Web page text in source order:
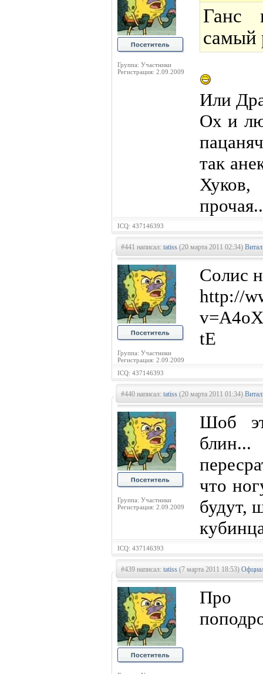
Группа: Участники
Регистрация: 2.09.2009
Ганс
самый
Или
Ох и
так
ICQ: 437146393
#441 написал: tatiss (20 марта 2011 02:34)
Группа: Участники
Регистрация: 2.09.2009
Солис
http://
tE
ICQ: 437146393
#440 написал: tatiss (20 марта 2011 01:34)
Группа: Участники
Регистрация: 2.09.2009
Шоб
что
будут,
ICQ: 437146393
#439 написал: tatiss (7 марта 2011 18:53)
Про